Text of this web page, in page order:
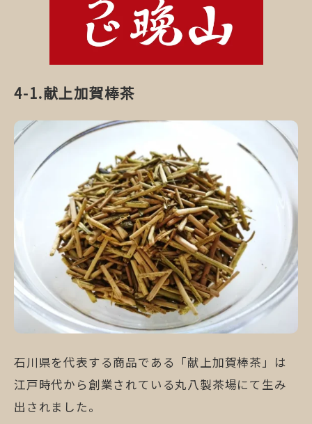
献上加賀棒茶
石川県を代表する商品である「献上加賀棒茶」は
江戸時代から創業されている丸八製茶場にて生み
出されました。